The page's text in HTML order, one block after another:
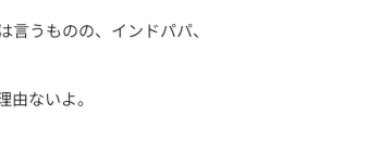
うものの、インドパパ、
ないよ。